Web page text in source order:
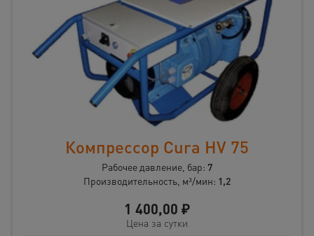
Компрессор Cura HV 75
Рабочее давление, бар: 7
Производительность, м³/мин: 1,2
1 400,00 ₽
Цена за сутки